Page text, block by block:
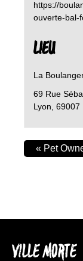
https://
ouverte-bal-
LIEU
La
69 Rue
Lyon 69007
« Pet
VILLE MORTE